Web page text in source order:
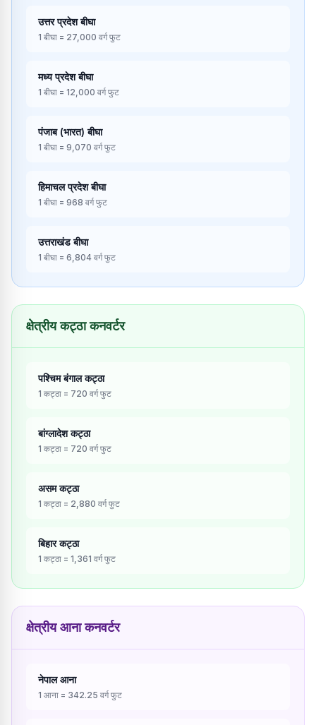
उत्तर प्रदेश बीघा
1 बीघा = 27,000 वर्ग फुट
मध्य प्रदेश बीघा
1 बीघा = 12,000 वर्ग फुट
पंजाब (भारत) बीघा
1 बीघा = 9,070 वर्ग फुट
हिमाचल प्रदेश बीघा
1 बीघा = 968 वर्ग फुट
उत्तराखंड बीघा
1 बीघा = 6,804 वर्ग फुट
क्षेत्रीय कट्ठा कनवर्टर
पश्चिम बंगाल कट्ठा
1 कट्ठा = 720 वर्ग फुट
बांग्लादेश कट्ठा
1 कट्ठा = 720 वर्ग फुट
असम कट्ठा
1 कट्ठा = 2,880 वर्ग फुट
बिहार कट्ठा
1 कट्ठा = 1,361 वर्ग फुट
क्षेत्रीय आना कनवर्टर
नेपाल आना
1 आना = 342.25 वर्ग फुट